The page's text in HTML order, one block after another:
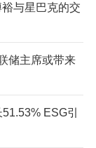
与星巴克的交
储主席或带来
ESG引